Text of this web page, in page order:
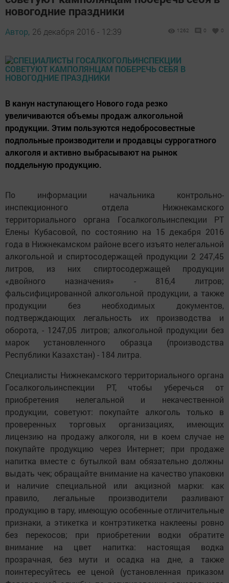
новогодние праздники
Автор, 26 декабря 2016 - 12:39 1262 0 0
В канун наступающего Нового года резко
увеличиваются объемы продаж алкогольной
продукции. Этим пользуются недобросовестные
подпольные производители и продавцы суррогатного
алкоголя и активно выбрасывают на рынок
поддельную продукцию.
По информации начальника контрольно-
инспекционного отдела Нижнекамского
территориального органа Госалкогольинспекции РТ
Елены Кубасовой, по состоянию на 15 декабря 2016
года в Нижнекамском районе всего изъято нелегальной
алкогольной и спиртосодержащей продукции 2 247,45
литров, из них спиртосодержащей продукции
«двойного назначения» - 816,4 литров;
фальсифицированной алкогольной продукции, а также
продукции без необходимых документов,
подтверждающих легальность их производства и
оборота, - 1247,05 литров; алкогольной продукции без
марок установленного образца (производства
Республики Казахстан) - 184 литра.
Специалисты Нижнекамского территориального органа
Госалкогольинспекции РТ, чтобы уберечься от
приобретения нелегальной и некачественной
продукции, советуют: покупайте алкоголь только в
проверенных торговых организациях, имеющих
лицензию на продажу алкоголя, ни в коем случае не
покупайте продукцию через Интернет; при продаже
напитка вместе с бутылкой вам обязательно должны
выдать чек; обращайте внимание на качество упаковки
и наличие специальной или акцизной марки: как
правило, легальные производители разливают
продукцию в тару, имеющую особенные отличительные
признаки, а этикетка и контрэтикетка наклеены ровно
без перекосов; при приобретении водки обратите
внимание на цвет напитка: настоящая водка
прозрачная, без мути и осадка на дне, а также
поинтересуйтесь ее ценой (установленная приказом